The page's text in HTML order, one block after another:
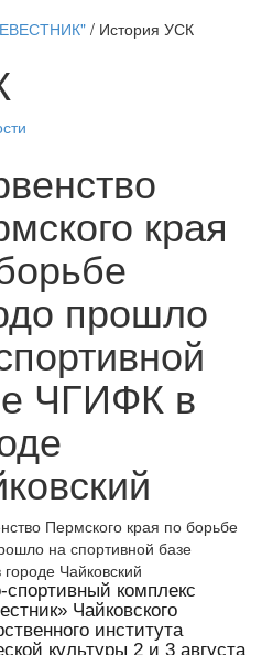
/ История УСК
края
прошло
ЧГИФК в
спортивный комплекс
Чайковского
института
культуры 2 и 3 августа